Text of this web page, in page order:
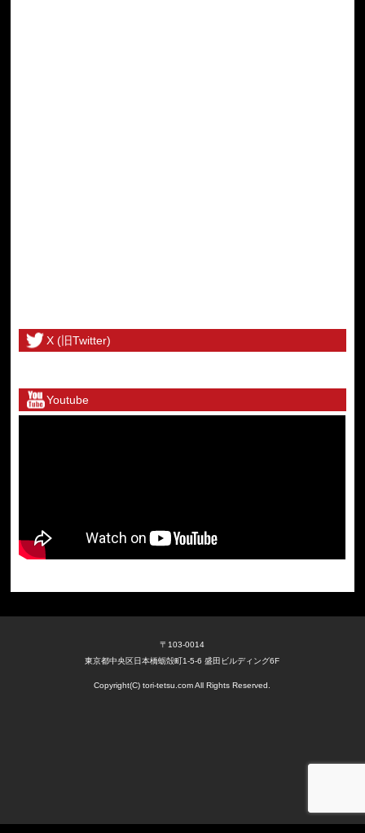
X (旧Twitter)
Youtube
〒103-0014
東京都中央区日本橋蛎殻町1-5-6 盛田ビルディング6F
Copyright(C) tori-tetsu.com All Rights Reserved.